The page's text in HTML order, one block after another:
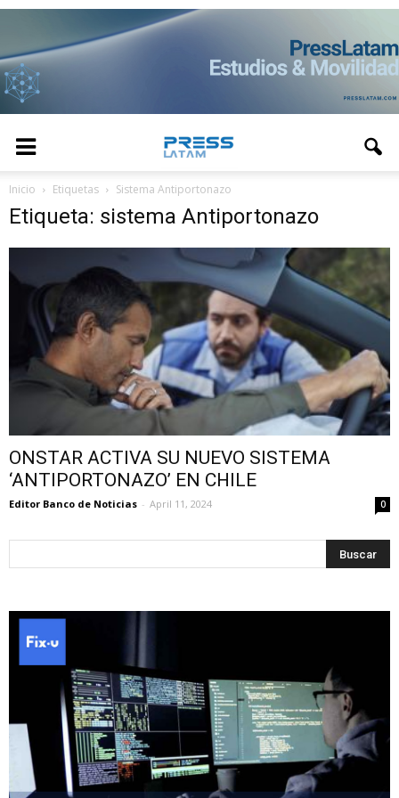
Inicio Etiquetas Sistema Antiportonazo
Etiqueta: sistema Antiportonazo
ONSTAR ACTIVA SU NUEVO SISTEMA
‘ANTIPORTONAZO’ EN CHILE
Editor Banco de Noticias - April 11, 2024 0